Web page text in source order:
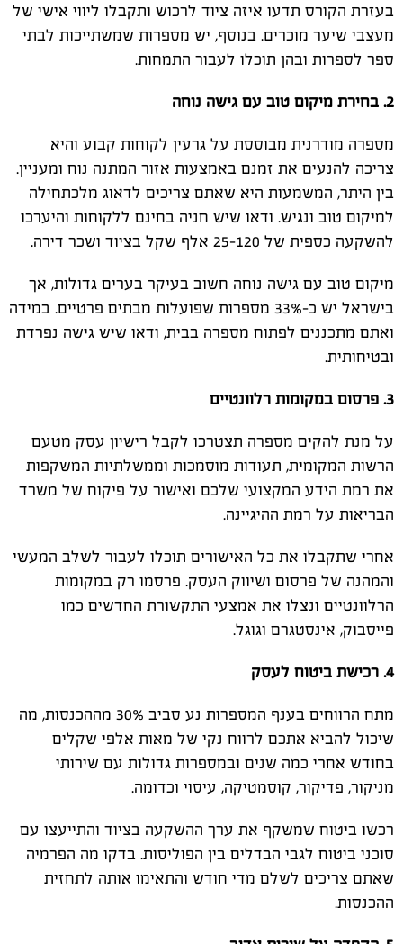
בעזרת הקורס תדעו איזה ציוד לרכוש ותקבלו ליווי אישי של
מעצבי שיער מוכרים. בנוסף, יש מספרות שמשתייכות לבתי
ספר לספרות ובהן תוכלו לעבור התמחות.
2. בחירת מיקום טוב עם גישה נוחה
מספרה מודרנית מבוססת על גרעין לקוחות קבוע והיא
צריכה להנעים את זמנם באמצעות אזור המתנה נוח ומעניין.
בין היתר, המשמעות היא שאתם צריכים לדאוג מלכתחילה
למיקום טוב ונגיש. ודאו שיש חניה בחינם ללקוחות והיערכו
להשקעה כספית של 25-120 אלף שקל בציוד ושכר דירה.
מיקום טוב עם גישה נוחה חשוב בעיקר בערים גדולות, אך
בישראל יש כ-33% מספרות שפועלות מבתים פרטיים. במידה
ואתם מתכננים לפתוח מספרה בבית, ודאו שיש גישה נפרדת
ובטיחותית.
3. פרסום במקומות רלוונטיים
על מנת להקים מספרה תצטרכו לקבל רישיון עסק מטעם
הרשות המקומית, תעודות מוסמכות וממשלתיות המשקפות
את רמת הידע המקצועי שלכם ואישור על פיקוח של משרד
הבריאות על רמת ההיגיינה.
אחרי שתקבלו את כל האישורים תוכלו לעבור לשלב המעשי
והמהנה של פרסום ושיווק העסק. פרסמו רק במקומות
הרלוונטיים ונצלו את אמצעי התקשורת החדשים כמו
פייסבוק, אינסטגרם וגוגל.
4. רכישת ביטוח לעסק
מתח הרווחים בענף המספרות נע סביב 30% מההכנסות, מה
שיכול להביא אתכם לרווח נקי של מאות אלפי שקלים
בחודש אחרי כמה שנים ובמספרות גדולות עם שירותי
מניקור, פדיקור, קוסמטיקה, עיסוי וכדומה.
רכשו ביטוח שמשקף את ערך ההשקעה בציוד והתייעצו עם
סוכני ביטוח לגבי הבדלים בין הפוליסות. בדקו מה הפרמיה
שאתם צריכים לשלם מדי חודש והתאימו אותה לתחזית
ההכנסות.